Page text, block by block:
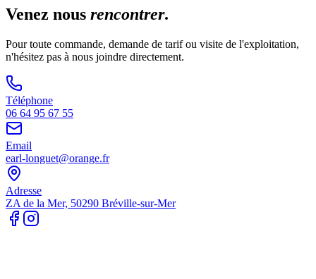
Venez nous rencontrer.
Pour toute commande, demande de tarif ou visite de l'exploitation,
n'hésitez pas à nous joindre directement.
Téléphone
06 64 95 67 55
Email
earl-longuet@orange.fr
Adresse
ZA de la Mer, 50290 Bréville-sur-Mer